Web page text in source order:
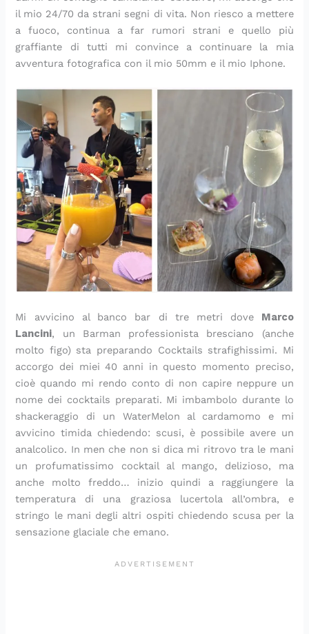
il mio 24/70 da strani segni di vita. Non riesco a mettere
a fuoco, continua a far rumori strani e quello più
graffiante di tutti mi convince a continuare la mia
avventura fotografica con il mio 50mm e il mio Iphone.
Mi avvicino al banco bar di tre metri dove Marco
Lancini, un Barman professionista bresciano (anche
molto figo) sta preparando Cocktails strafighissimi. Mi
accorgo dei miei 40 anni in questo momento preciso,
cioè quando mi rendo conto di non capire neppure un
nome dei cocktails preparati. Mi imbambolo durante lo
shackeraggio di un WaterMelon al cardamomo e mi
avvicino timida chiedendo: scusi, è possibile avere un
analcolico. In men che non si dica mi ritrovo tra le mani
un profumatissimo cocktail al mango, delizioso, ma
anche molto freddo… inizio quindi a raggiungere la
temperatura di una graziosa lucertola all’ombra, e
stringo le mani degli altri ospiti chiedendo scusa per la
sensazione glaciale che emano.